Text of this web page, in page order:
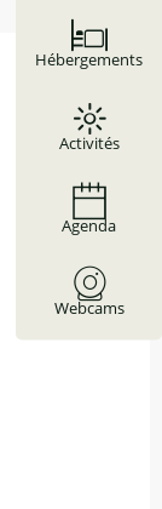
Hébergements
Activités
Agenda
Webcams